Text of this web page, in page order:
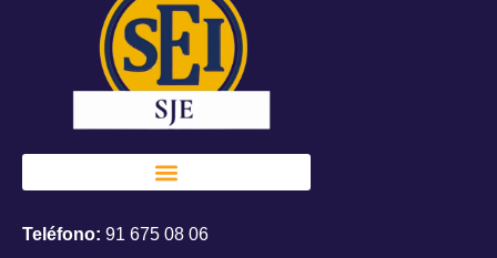
Teléfono: 91 675 08 06